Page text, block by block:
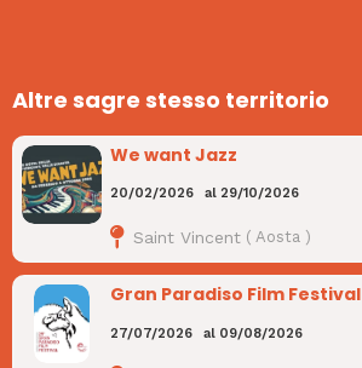
Altre sagre stesso territorio
We want Jazz
20/02/2026 al 29/10/2026
Saint Vincent (Aosta )
Gran Paradiso Film Festival
27/07/2026 al 09/08/2026